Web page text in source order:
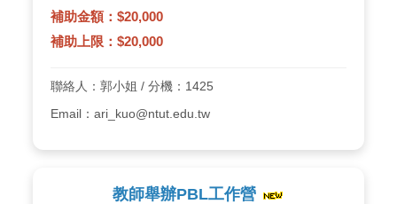
補助金額：$20,000
補助上限：$20,000
聯絡人：郭小姐 / 分機：1425
Email：ari_kuo@ntut.edu.tw
教師舉辦PBL工作營